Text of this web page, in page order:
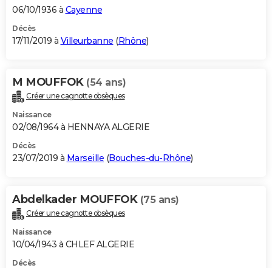
06/10/1936 à Cayenne
Décès
17/11/2019 à Villeurbanne (Rhône)
M MOUFFOK (54 ans)
Créer une cagnotte obsèques
Naissance
02/08/1964 à HENNAYA ALGERIE
Décès
23/07/2019 à Marseille (Bouches-du-Rhône)
Abdelkader MOUFFOK (75 ans)
Créer une cagnotte obsèques
Naissance
10/04/1943 à CHLEF ALGERIE
Décès